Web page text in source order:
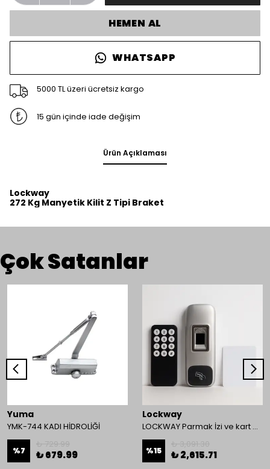
HEMEN AL
WHATSAPP
5000 TL üzeri ücretsiz kargo
15 gün içinde iade değişim
Ürün Açıklaması
Lockway
272 Kg Manyetik Kilit Z Tipi Braket
Çok Satanlar
Yuma
YMK-744 KADI HİDROLİĞİ
%7 ₺ 679.99
Lockway
LOCKWAY Parmak İzi ve kart Okuyucu Kontrol Paneli
%15 ₺ 2,615.71